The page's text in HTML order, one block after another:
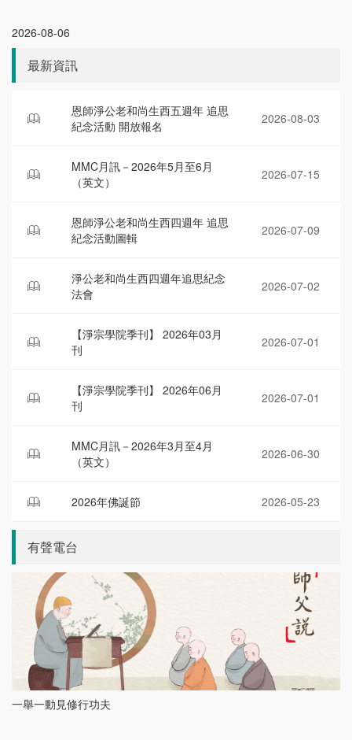
2026-08-06
最新資訊
恩師淨公老和尚生西五週年 追思
紀念活動 開放報名
2026-08-03
MMC月訊－2026年5月至6月
（英文）
2026-07-15
恩師淨公老和尚生西四週年 追思
紀念活動圖輯
2026-07-09
淨公老和尚生西四週年追思紀念
法會
2026-07-02
【淨宗學院季刊】 2026年03月
刊
2026-07-01
【淨宗學院季刊】 2026年06月
刊
2026-07-01
MMC月訊－2026年3月至4月
（英文）
2026-06-30
2026年佛誕節 2026-05-23
有聲電台
一舉一動見修行功夫